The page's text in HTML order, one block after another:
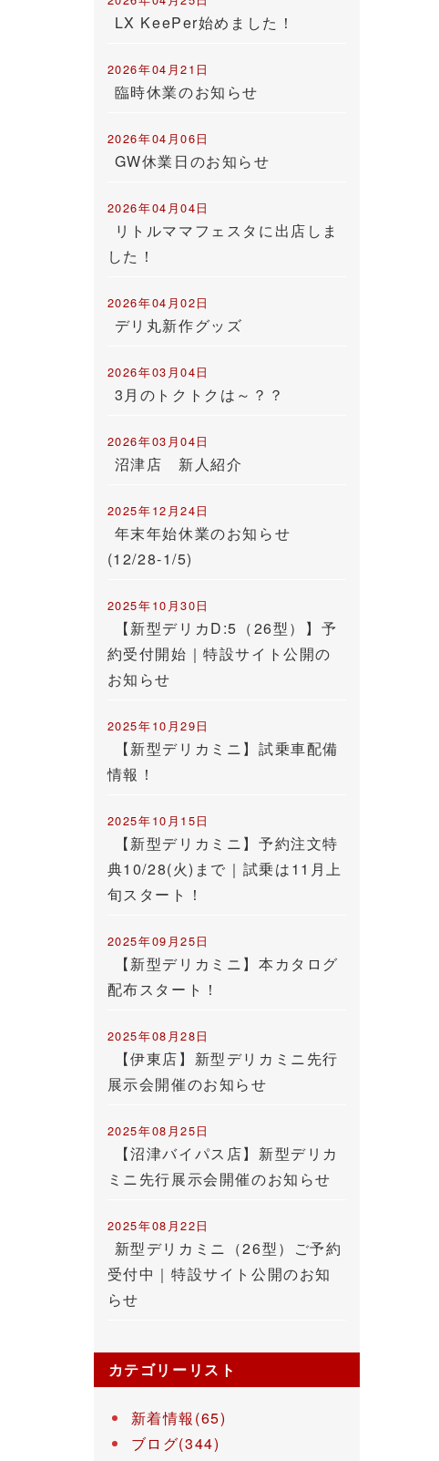
LX KeePer始めました！
2026年04月21日
臨時休業のお知らせ
2026年04月06日
GW休業日のお知らせ
2026年04月04日
リトルママフェスタに出店しま
した！
2026年04月02日
デリ丸新作グッズ
2026年03月04日
3月のトクトクは～？？
2026年03月04日
沼津店 新人紹介
2025年12月24日
年末年始休業のお知らせ
(12/28-1/5)
2025年10月30日
【新型デリカD:5（26型）】予
約受付開始｜特設サイト公開の
お知らせ
2025年10月29日
【新型デリカミニ】試乗車配備
情報！
2025年10月15日
【新型デリカミニ】予約注文特
典10/28(火)まで｜試乗は11月上
旬スタート！
2025年09月25日
【新型デリカミニ】本カタログ
配布スタート！
2025年08月28日
【伊東店】新型デリカミニ先行
展示会開催のお知らせ
2025年08月25日
【沼津バイパス店】新型デリカ
ミニ先行展示会開催のお知らせ
2025年08月22日
新型デリカミニ（26型）ご予約
受付中｜特設サイト公開のお知
らせ
カテゴリーリスト
新着情報(65)
ブログ(344)